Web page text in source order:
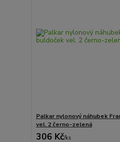
Palkar nylonový náhubek
vel. 2 černo-zelená
306 Kč/ks